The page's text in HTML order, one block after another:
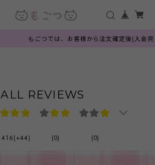
もごつでは、お客様から注文確定後(入金
ALL REVIEWS
416(+44) (0) (0)